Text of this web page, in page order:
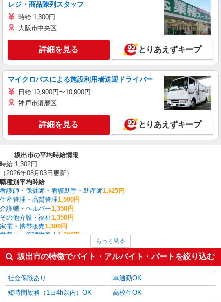
レジ・商品陳列スタッフ
時給 1,300円
大阪市中央区
詳細を見る とりあえずキープ
マイクロバスによる施設利用者送迎ドライバー
日給 10,900円〜10,900円
神戸市須磨区
詳細を見る とりあえずキープ
坂出市の平均時給情報
時給 1,302円
（2026年08月03日更新）
職種別平均時給
看護師・保健師・看護助手・助産師1,625円
生産管理・品質管理1,500円
介護職・ヘルパー1,350円
その他介護・福祉1,350円
家電・携帯販売1,300円
栄養士・管理栄養士 1,300円
保育士・保育補助1,250円
ファストフード・デリ1,238円
製造・組立・加工1,218円
坂出市の他の職種の平均時給を見る
もっと見る
坂出市の特徴でバイト・アルバイト・パートを絞り込む
社会保険あり
車通勤OK
短時間勤務（1日4h以内）OK
高校生OK